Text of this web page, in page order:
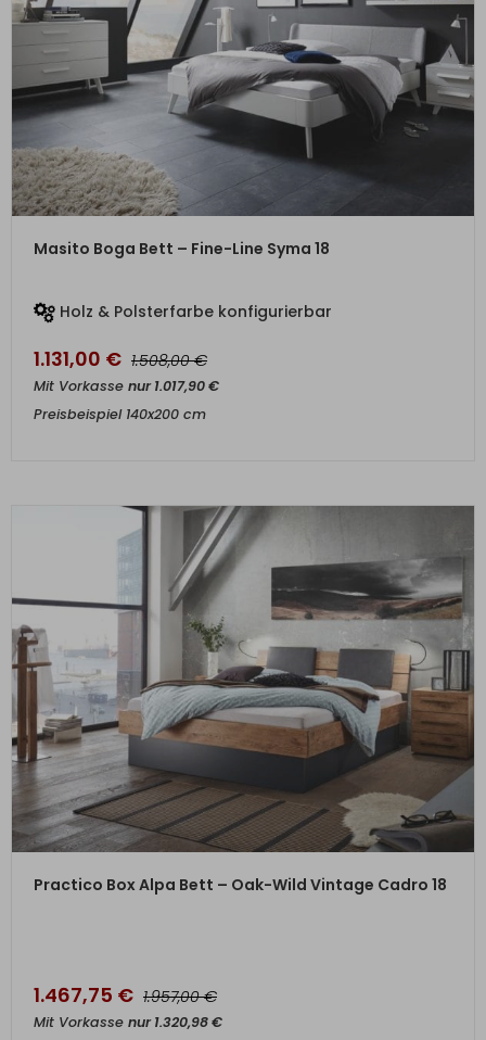
ZUM PRODUKT
Masito Boga Bett – Fine-Line Syma 18
Holz & Polsterfarbe konfigurierbar
1.131,00 € 1.508,00€
Mit Vorkasse nur1.017,90€
Preisbeispiel 140x200 cm
ZUM PRODUKT
Practico Box Alpa Bett – Oak-Wild Vintage Cadro 18
1.467,75 € 1.957,00€
Mit Vorkasse nur1.320,98€